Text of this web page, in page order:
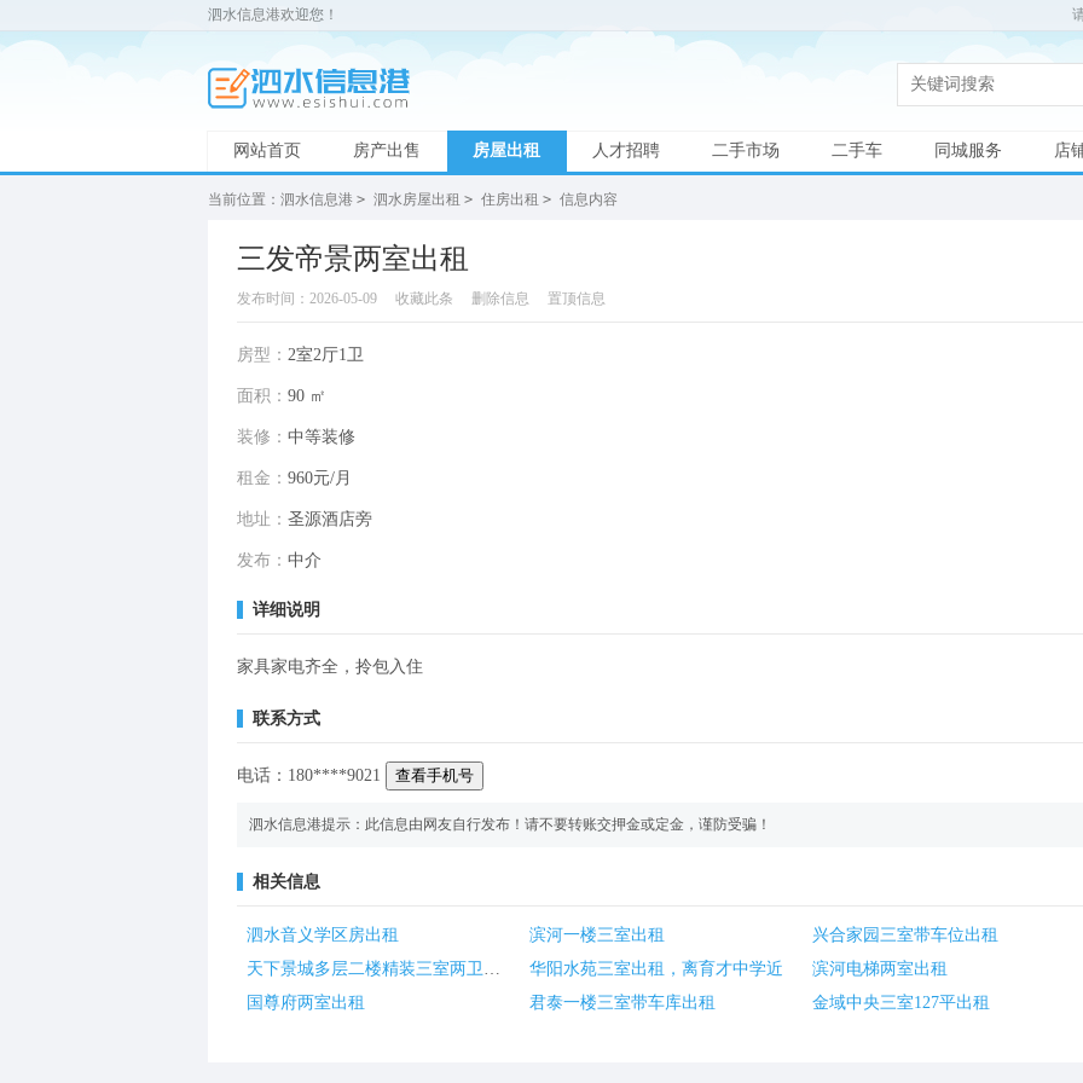
泗水信息港欢迎您！
网站首页 房产出售 房屋出租 人才招聘 二手市场 二手车 同城服务 店
当前位置： 泗水信息港 > 泗水房屋出租 > 住房出租 > 信息内容
三发帝景两室出租
发布时间：2026-05-09 收藏此条 删除信息 置顶信息
房型： 2室2厅1卫
面积： 90 ㎡
装修： 中等装修
租金： 960元/月
地址： 圣源酒店旁
发布： 中介
详细说明
家具家电齐全，拎包入住
联系方式
电话： 180****9021 查看手机号
泗水信息港提示：此信息由网友自行发布！请不要转账交押金或定金，谨防受骗！
相关信息
泗水音义学区房出租 滨河一楼三室出租
兴合家园三室带车位出租
天下景城多层二楼精装三室两卫出租
华阳水苑三室出租，离育才中学近
滨河电梯两室出租
国尊府两室出租
君泰一楼三室带车库出租 金域中央三室127平出租